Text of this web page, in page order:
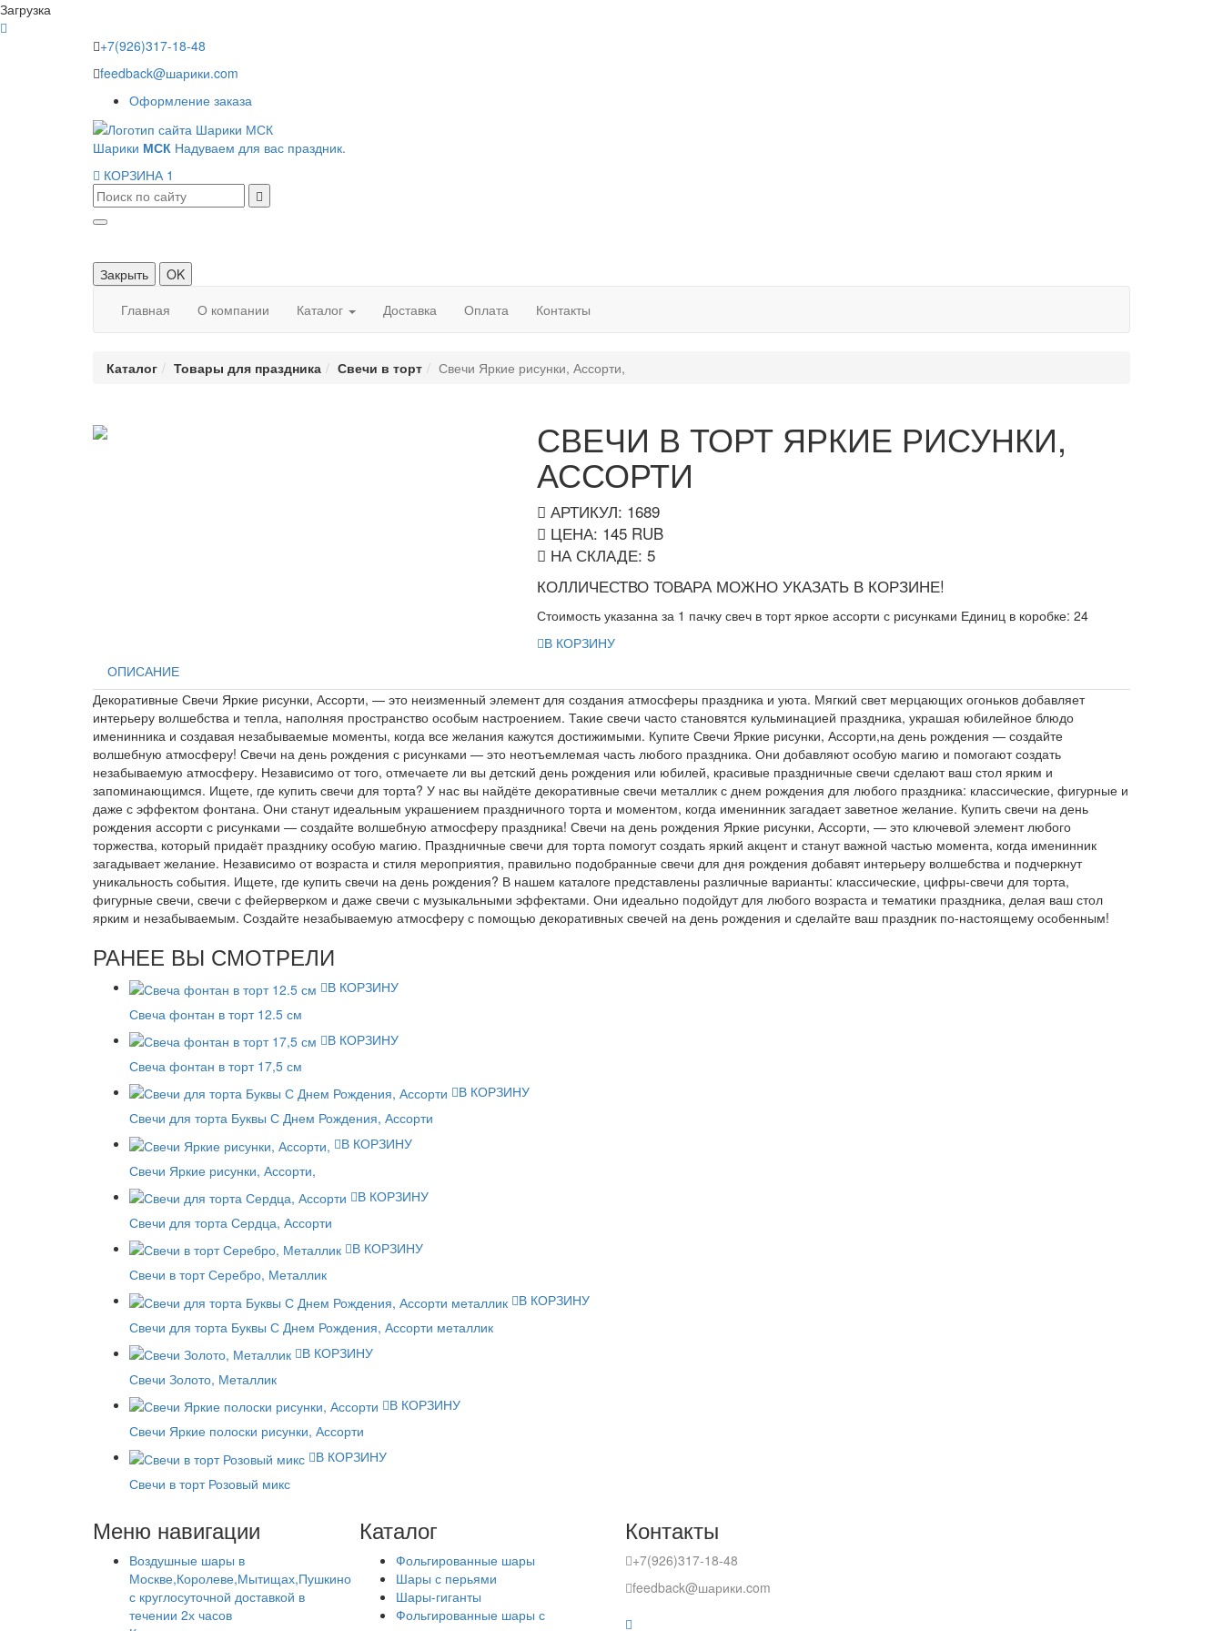
Загрузка
+7(926)317-18-48
feedback@шарики.com
Оформление заказа
Шарики МСК Надуваем для вас праздник.
КОРЗИНА 1
Закрыть
OK
Главная
О компании Каталог Доставка Оплата Контакты
Каталог Товары для праздника Свечи в торт Свечи Яркие рисунки, Ассорти,
СВЕЧИ В ТОРТ ЯРКИЕ РИСУНКИ,
АССОРТИ
АРТИКУЛ: 1689
ЦЕНА: 145 RUB
НА СКЛАДЕ: 5
КОЛЛИЧЕСТВО ТОВАРА МОЖНО УКАЗАТЬ В КОРЗИНЕ!
Стоимость указанна за 1 пачку свеч в торт яркое ассорти с рисунками Единиц в коробке: 24
В КОРЗИНУ
ОПИСАНИЕ
Декоративные Свечи Яркие рисунки, Ассорти, — это неизменный элемент для создания атмосферы праздника и уюта. Мягкий свет мерцающих огоньков добавляет
интерьеру волшебства и тепла, наполняя пространство особым настроением. Такие свечи часто становятся кульминацией праздника, украшая юбилейное блюдо
именинника и создавая незабываемые моменты, когда все желания кажутся достижимыми. Купите Свечи Яркие рисунки, Ассорти,на день рождения — создайте
волшебную атмосферу! Свечи на день рождения с рисунками — это неотъемлемая часть любого праздника. Они добавляют особую магию и помогают создать
незабываемую атмосферу. Независимо от того, отмечаете ли вы детский день рождения или юбилей, красивые праздничные свечи сделают ваш стол ярким и
запоминающимся. Ищете, где купить свечи для торта? У нас вы найдёте декоративные свечи металлик с днем рождения для любого праздника: классические, фигурные и
даже с эффектом фонтана. Они станут идеальным украшением праздничного торта и моментом, когда именинник загадает заветное желание. Купить свечи на день
рождения ассорти с рисунками — создайте волшебную атмосферу праздника! Свечи на день рождения Яркие рисунки, Ассорти, — это ключевой элемент любого
торжества, который придаёт празднику особую магию. Праздничные свечи для торта помогут создать яркий акцент и станут важной частью момента, когда именинник
загадывает желание. Независимо от возраста и стиля мероприятия, правильно подобранные свечи для дня рождения добавят интерьеру волшебства и подчеркнут
уникальность события. Ищете, где купить свечи на день рождения? В нашем каталоге представлены различные варианты: классические, цифры-свечи для торта,
фигурные свечи, свечи с фейерверком и даже свечи с музыкальными эффектами. Они идеально подойдут для любого возраста и тематики праздника, делая ваш стол
ярким и незабываемым. Создайте незабываемую атмосферу с помощью декоративных свечей на день рождения и сделайте ваш праздник по-настоящему особенным!
РАНЕЕ ВЫ СМОТРЕЛИ
В КОРЗИНУ
Свеча фонтан в торт 12.5 см
В КОРЗИНУ
Свеча фонтан в торт 17,5 см
В КОРЗИНУ
Свечи для торта Буквы С Днем Рождения, Ассорти
В КОРЗИНУ
Свечи Яркие рисунки, Ассорти,
В КОРЗИНУ
Свечи для торта Сердца, Ассорти
В КОРЗИНУ
Свечи в торт Серебро, Металлик
В КОРЗИНУ
Свечи для торта Буквы С Днем Рождения, Ассорти металлик
В КОРЗИНУ
Свечи Золото, Металлик
В КОРЗИНУ
Свечи Яркие полоски рисунки, Ассорти
В КОРЗИНУ
Свечи в торт Розовый микс
Меню навигации
Воздушные шары в
Москве,Королеве,Мытищах,Пушкино
с круглосуточной доставкой в
течении 2х часов
Каталог
Фольгированные шары
Шары с перьями
Шары-гиганты
Фольгированные шары с
Контакты
+7(926)317-18-48
feedback@шарики.com